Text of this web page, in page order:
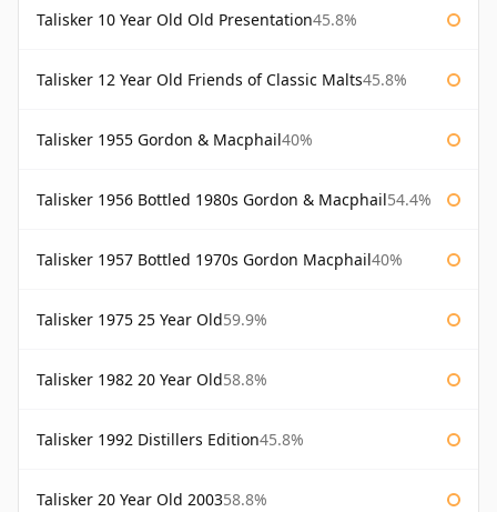
Talisker 10 Year Old Old Presentation45.8%
Talisker 12 Year Old Friends of Classic Malts45.8%
Talisker 1955 Gordon & Macphail40%
Talisker 1956 Bottled 1980s Gordon & Macphail54.4%
Talisker 1957 Bottled 1970s Gordon Macphail40%
Talisker 1975 25 Year Old59.9%
Talisker 1982 20 Year Old58.8%
Talisker 1992 Distillers Edition45.8%
Talisker 20 Year Old 200358.8%